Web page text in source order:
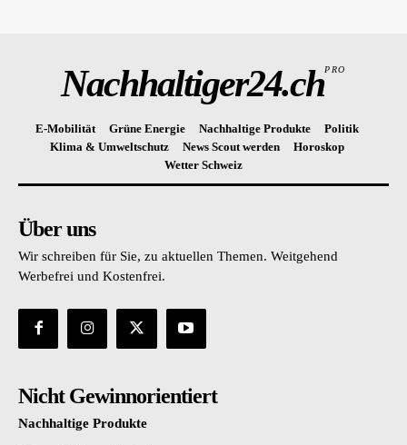
Nachhaltiger24.chPRO
E-Mobilität Grüne Energie Nachhaltige Produkte
Politik
Klima & Umweltschutz
News Scout werden
Horoskop
Wetter Schweiz
Über uns
Wir schreiben für Sie, zu aktuellen Themen. Weitgehend
Werbefrei und Kostenfrei.
Nicht Gewinnorientiert
Nachhaltige Produkte